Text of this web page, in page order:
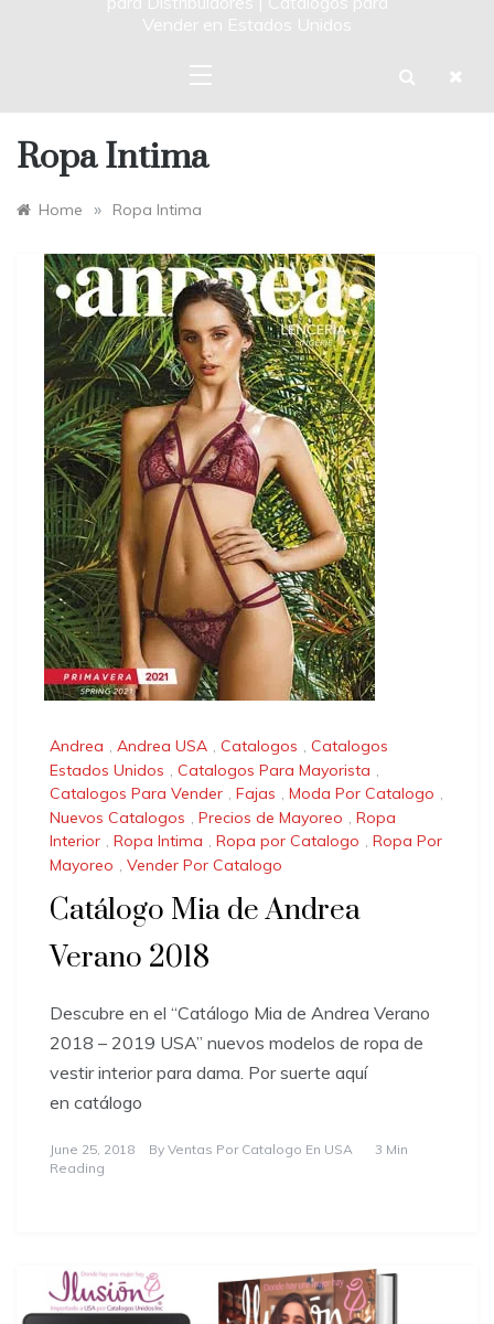
Vender en Estados Unidos
Ropa Intima
Home » Ropa Intima
Andrea , Andrea USA , Catalogos , Catalogos
Estados Unidos , Catalogos Para Mayorista ,
Catalogos Para Vender , Fajas , Moda Por Catalogo ,
Nuevos Catalogos , Precios de Mayoreo , Ropa
Interior , Ropa Intima , Ropa por Catalogo , Ropa Por
Mayoreo , Vender Por Catalogo
Catálogo Mia de Andrea
Verano 2018
Descubre en el “Catálogo Mia de Andrea Verano
2018 – 2019 USA” nuevos modelos de ropa de
vestir interior para dama. Por suerte aquí
en catálogo
June 25, 2018 By Ventas Por Catalogo En USA
3 Min
Reading